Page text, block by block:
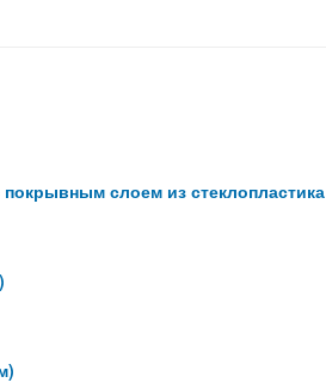
слоем из стеклопластика